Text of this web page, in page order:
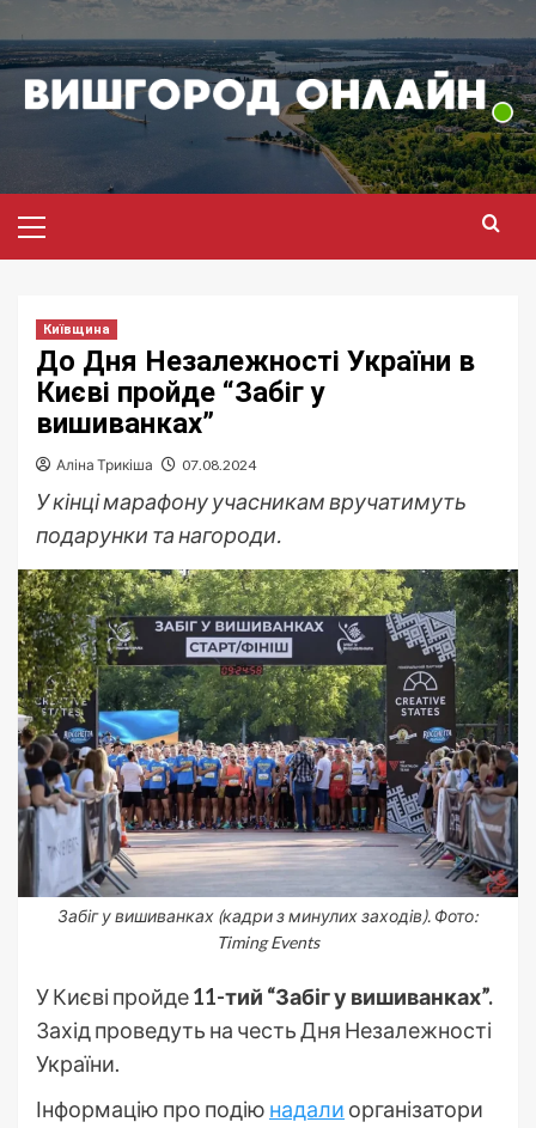
до
вмісту
меню
Київщина
До Дня Незалежності України в
Києві пройде “Забіг у
вишиванках”
Аліна Трикіша 07.08.2024
У кінці марафону учасникам вручатимуть
подарунки та нагороди.
Забіг у вишиванках (кадри з минулих заходів). Фото:
Timing Events
У Києві пройде11-тий “Забіг у вишиванках”.
Захід проведуть на честь Дня Незалежності
України.
Інформацію про подію надали організатори